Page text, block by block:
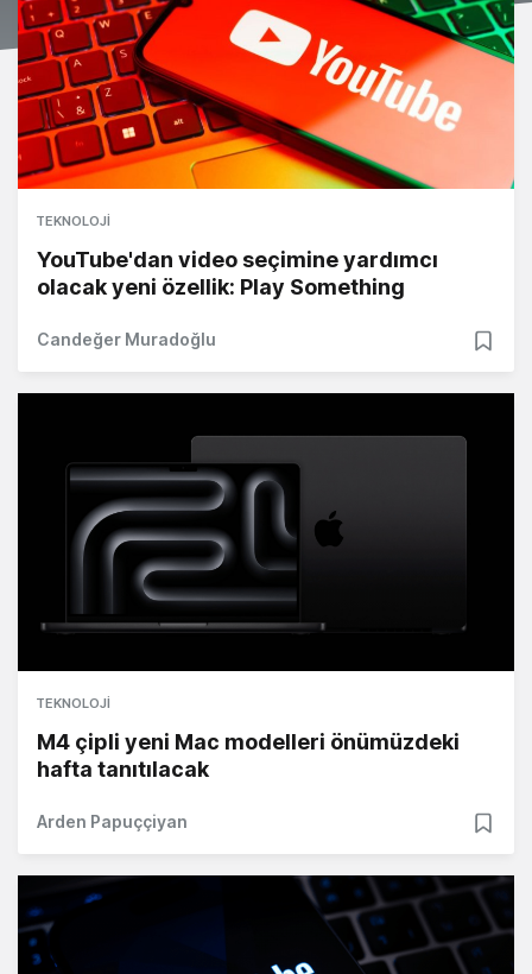
TEKNOLOJI
YouTube'dan video seçimine yardımcı
olacak yeni özellik: Play Something
Candeğer Muradoğlu
TEKNOLOJI
M4 çipli yeni Mac modelleri önümüzdeki
hafta tanıtılacak
Arden Papuççiyan